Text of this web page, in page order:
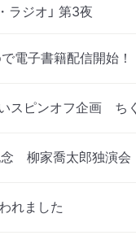
ラジオ」 第3夜
電子書籍配信開始！
スピンオフ企画 ち
念 柳家喬太郎独演会
れました